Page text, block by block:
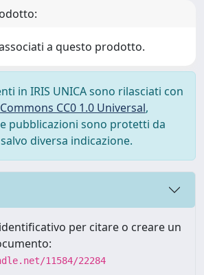
a questo prodotto.
in IRIS UNICA sono rilasciati con
CC0 1.0 Universal,
pubblicazioni sono protetti da
diversa indicazione.
per citare o creare un
11584/22284